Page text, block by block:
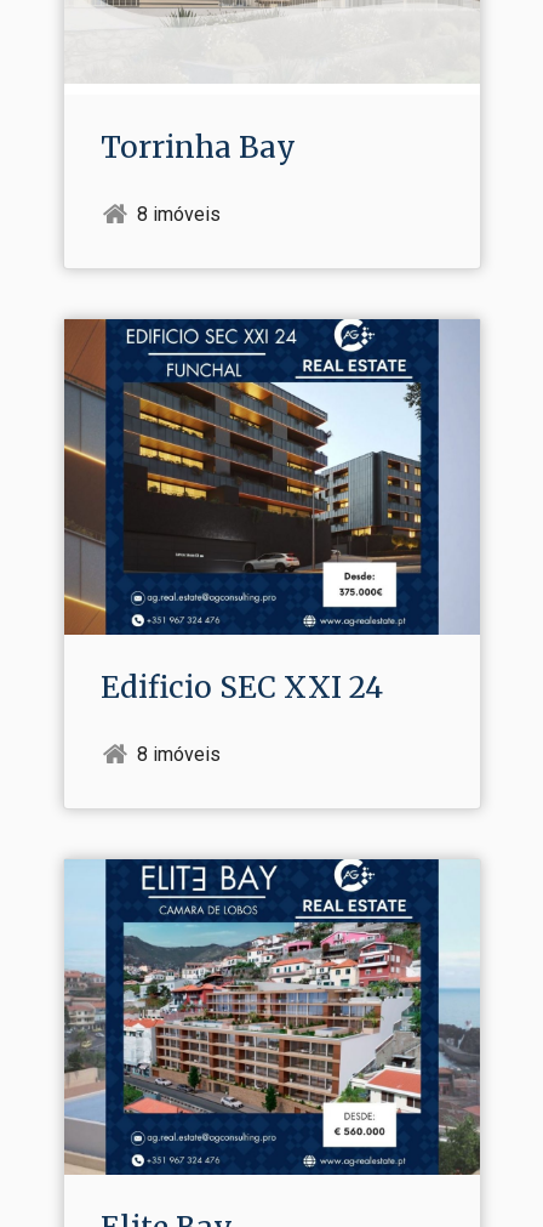
Torrinha Bay
8 imóveis
Edificio SEC XXI 24
8 imóveis